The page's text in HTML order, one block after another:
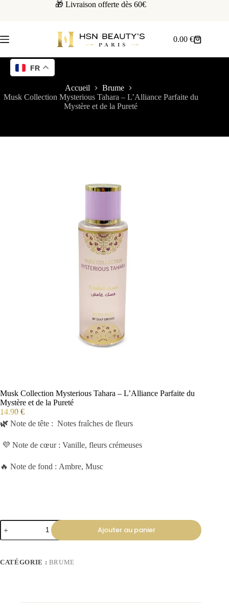
🎁 Livraison offerte dès 60€
0.00€
Accueil
Brume
Musk Collection Mysterious Tahara – L’Alliance Parfaite du
Mystère et de la Pureté
Musk Collection Mysterious Tahara – L’Alliance Parfaite du
Mystère et de la Pureté
14.90 €
🌿 Note de tête : Notes fraîches de fleurs
💜 Note de cœur : Vanille, fleurs crémeuses
🔥 Note de fond : Ambre, Musc
Ajouter au panier
CATÉGORIE : BRUME
FR